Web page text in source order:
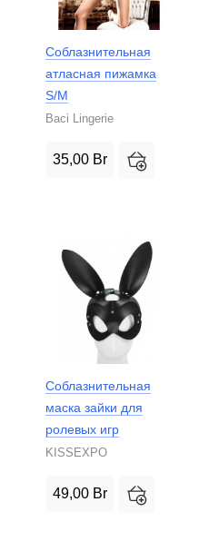
Соблазнительная
атласная пижамка
S/M
Baci Lingerie
35,00 Br
Соблазнительная
маска зайки для
ролевых игр
KISSEXPO
49,00 Br